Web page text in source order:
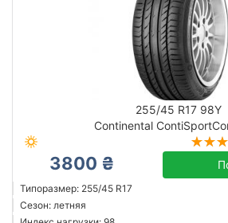
255/45 R17 98Y
Continental
3800 ₴
Типоразмер: 255/45 R17
Сезон: летняя